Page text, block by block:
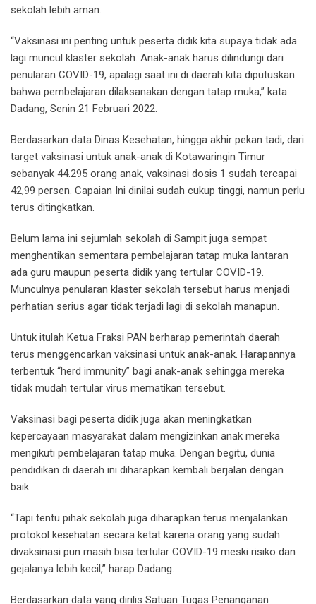
sekolah lebih aman.
“Vaksinasi ini penting untuk peserta didik kita supaya tidak ada
lagi muncul klaster sekolah. Anak-anak harus dilindungi dari
penularan COVID-19, apalagi saat ini di daerah kita diputuskan
bahwa pembelajaran dilaksanakan dengan tatap muka,” kata
Dadang, Senin 21 Februari 2022.
Berdasarkan data Dinas Kesehatan, hingga akhir pekan tadi, dari
target vaksinasi untuk anak-anak di Kotawaringin Timur
sebanyak 44.295 orang anak, vaksinasi dosis 1 sudah tercapai
42,99 persen. Capaian Ini dinilai sudah cukup tinggi, namun perlu
terus ditingkatkan.
Belum lama ini sejumlah sekolah di Sampit juga sempat
menghentikan sementara pembelajaran tatap muka lantaran
ada guru maupun peserta didik yang tertular COVID-19.
Munculnya penularan klaster sekolah tersebut harus menjadi
perhatian serius agar tidak terjadi lagi di sekolah manapun.
Untuk itulah Ketua Fraksi PAN berharap pemerintah daerah
terus menggencarkan vaksinasi untuk anak-anak. Harapannya
terbentuk “herd immunity” bagi anak-anak sehingga mereka
tidak mudah tertular virus mematikan tersebut.
Vaksinasi bagi peserta didik juga akan meningkatkan
kepercayaan masyarakat dalam mengizinkan anak mereka
mengikuti pembelajaran tatap muka. Dengan begitu, dunia
pendidikan di daerah ini diharapkan kembali berjalan dengan
baik.
“Tapi tentu pihak sekolah juga diharapkan terus menjalankan
protokol kesehatan secara ketat karena orang yang sudah
divaksinasi pun masih bisa tertular COVID-19 meski risiko dan
gejalanya lebih kecil,” harap Dadang.
Berdasarkan data yang dirilis Satuan Tugas Penanganan